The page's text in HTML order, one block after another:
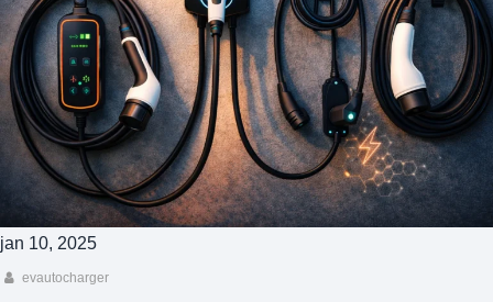
jan 10, 2025
evautocharger